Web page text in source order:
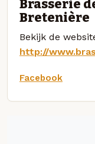
Brasserie
Bretenière
Bekijk de
http://
Facebook